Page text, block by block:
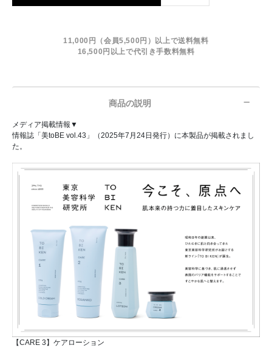
11,000円（会員5,500円）以上で送料無料
16,500円以上で代引き手数料無料
商品の説明
メディア掲載情報▼
情報誌「美toBE vol.43」（2025年7月24日発行）に本製品が掲載されまし
た。
【CARE 3】ケアローション